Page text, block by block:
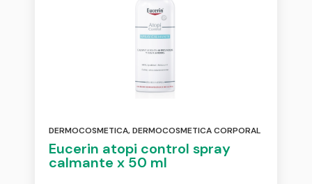
DERMOCOSMETICA,DERMOCOSMETICA CORPORAL
Eucerin atopi control spray
calmante x 50 ml